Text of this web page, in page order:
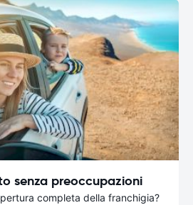
senza preoccupazioni
completa della franchigia?